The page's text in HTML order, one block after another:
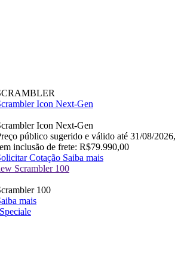
Icon Next-Gen
Icon Next-Gen
público sugerido e válido até 31/08/2026,
inclusão de frete: R$79.990,00
Cotação Saiba mais
Scrambler 100
100
mais